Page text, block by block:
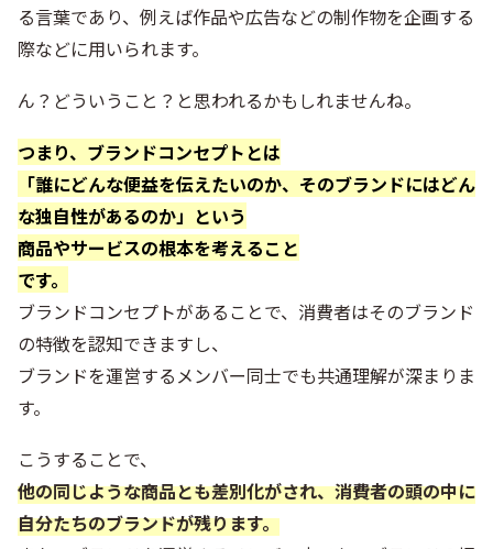
る言葉であり、例えば作品や広告などの制作物を企画する
際などに用いられます。
ん？どういうこと？と思われるかもしれませんね。
つまり、ブランドコンセプトとは
「誰にどんな便益を伝えたいのか、そのブランドにはどん
な独自性があるのか」という
商品やサービスの根本を考えること
です。
ブランドコンセプトがあることで、消費者はそのブランド
の特徴を認知できますし、
ブランドを運営するメンバー同士でも共通理解が深まりま
す。
こうすることで、
他の同じような商品とも差別化がされ、消費者の頭の中に
自分たちのブランドが残ります。